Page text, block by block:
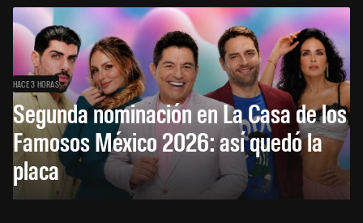
HACE 3 HORAS
Segunda nominación en La Casa de los
Famosos México 2026: así quedó la
placa